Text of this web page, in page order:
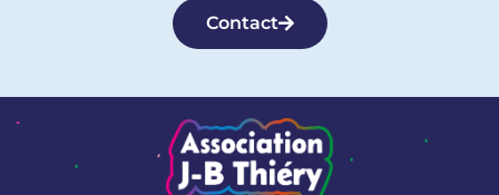
Contact